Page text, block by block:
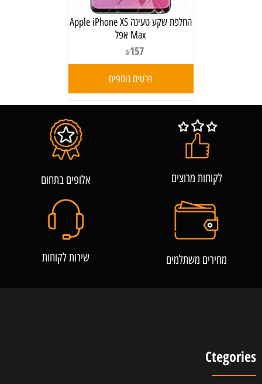
‏החלפת שקע טעינה Apple iPhone XS
Max אפל
₪157
פרטים נוספים
לקוחות מרוצים אלופים בתחום
מחירים משתלמים שירות לקוחות
Ctegories